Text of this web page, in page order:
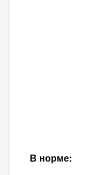
В норме: